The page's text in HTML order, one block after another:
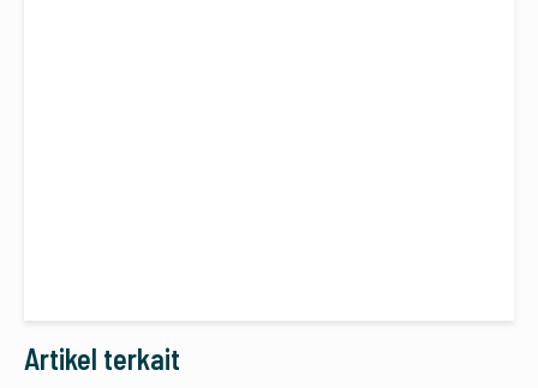
Artikel terkait